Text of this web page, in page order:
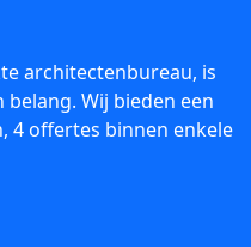
architectenbureau, is
Wij bieden een
4 offertes binnen enkele